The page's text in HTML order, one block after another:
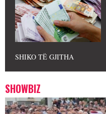
SHIKO TË GJITHA
SHOWBIZ